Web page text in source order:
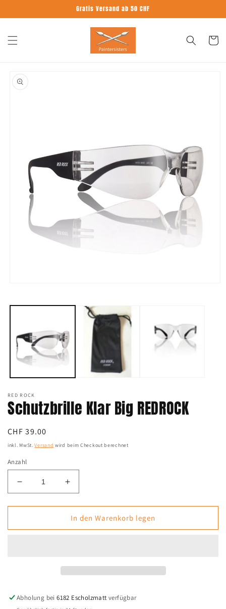
Inhalt
Gratis Versand ab 50 CHF
RED ROCK
Schutzbrille Klar Big REDROCK
Normaler
Preis
CHF 39.00
inkl. MwSt.Versand wird beim Checkout berechnet
Anzahl
Verringere
die
Menge
Schutzbrille
Erhöhe
die
Menge
für
Schutzbrille
In den Warenkorb legen
Abholung bei6182 Escholzmatt verfügbar